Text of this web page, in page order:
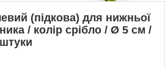
(підкова) для нижньої
/ колір срібло / Ø 5 см /